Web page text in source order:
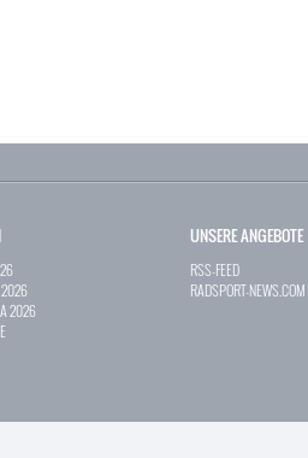
2026
2026
UNSERE ANGEBOTE
RSS-FEED
RADSPORT-NEWS.COM